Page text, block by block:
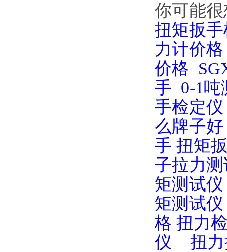
你可能
扭矩扳
力计价格
价格
手 0-1
手检定仪
么牌子好
手 扭矩
子拉力
矩测试仪
矩测试仪
格 扭力
仪
扭